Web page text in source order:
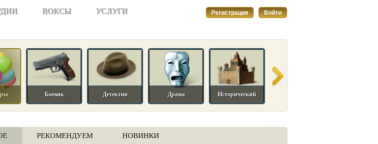
ВОКСЫ УСЛУГИ Регистрация Войти
Боевик Детектив Драма Исторический
РЕКОМЕНДУЕМ НОВИНКИ